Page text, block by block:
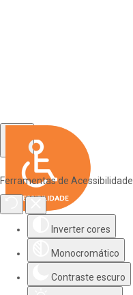
Ferramentas de Acessibilidade
Inverter cores
Monocromático
Contraste escuro